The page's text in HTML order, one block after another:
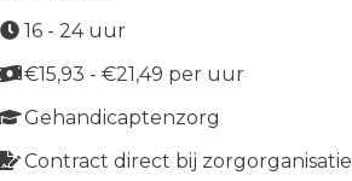
16 - 24 uur
€15,93 - €21,49 per uur
Gehandicaptenzorg
Contract direct bij zorgorganisatie